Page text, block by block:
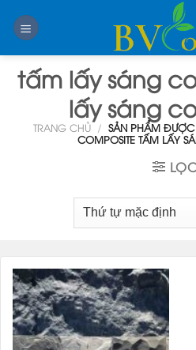
tấm lấy sáng
lấy sáng
TRANG CHỦ / SẢN PHẨM ĐƯỢC
COMPOSITE TẤM LẤY